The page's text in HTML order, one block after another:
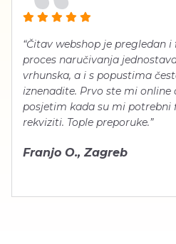
“Čitav webshop je pregledan
proces naručivanja
vrhunska, a i s popustima
iznenadite. Prvo ste mi online
posjetim kada su mi potrebni
rekviziti. Tople preporuke.”
Franjo O., Zagreb